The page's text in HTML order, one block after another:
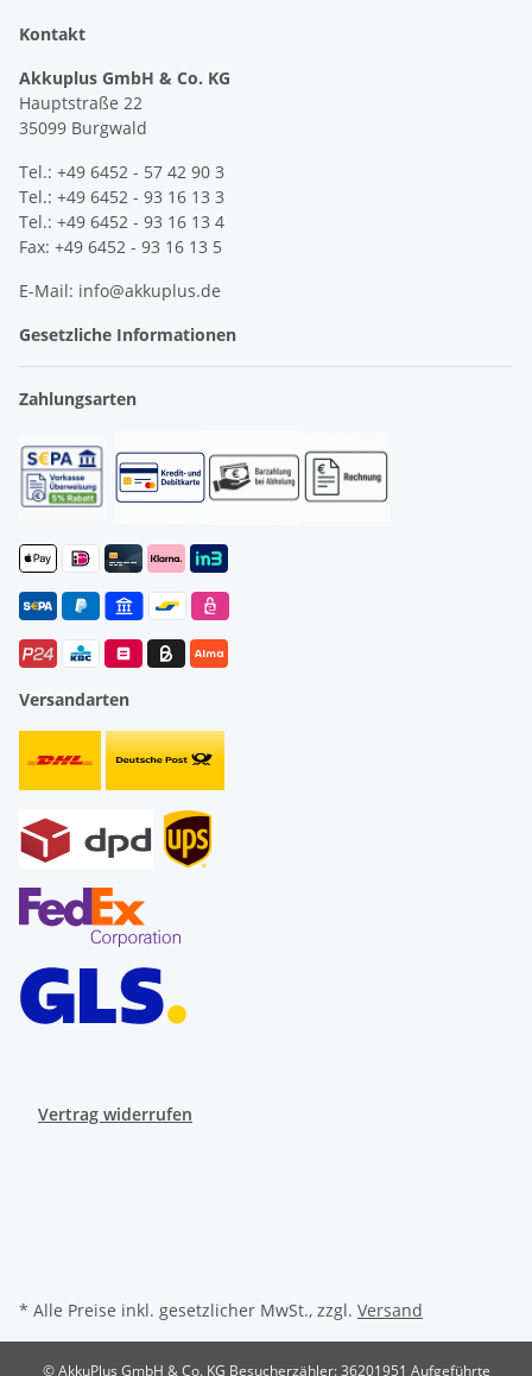
Kontakt
Akkuplus GmbH & Co. KG
Hauptstraße 22
35099 Burgwald
Tel.: +49 6452 - 57 42 90 3
Tel.: +49 6452 - 93 16 13 3
Tel.: +49 6452 - 93 16 13 4
Fax: +49 6452 - 93 16 13 5
E-Mail: info@akkuplus.de
Gesetzliche Informationen
Zahlungsarten
Versandarten
Vertrag widerrufen
* Alle Preise inkl. gesetzlicher MwSt., zzgl. Versand
© AkkuPlus GmbH & Co. KG Besucherzähler: 36201951 Aufgeführte